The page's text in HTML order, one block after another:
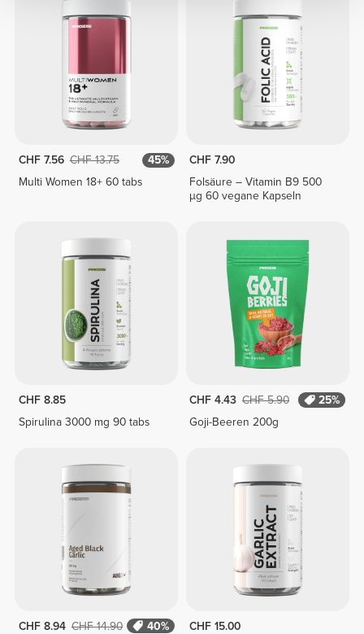
CHF 7.56 CHF 13.75
45%
Multi Women 18+ 60 tabs
CHF 7.90
Folsäure – Vitamin B9 500
µg 60 vegane Kapseln
CHF 8.85
Spirulina 3000 mg 90 tabs
CHF 4.43 CHF 5.90
25%
Goji-Beeren 200g
CHF 8.94 CHF 14.90
40%
CHF 15.00